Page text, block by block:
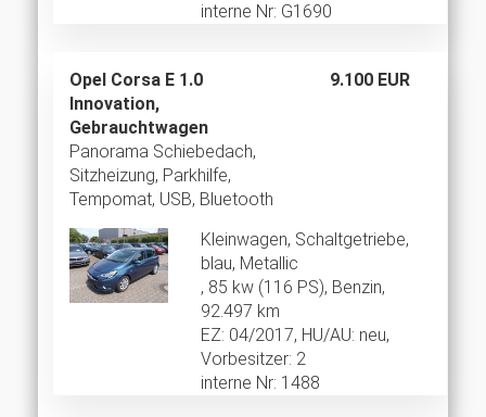
interne Nr: G1690
Opel Corsa E 1.0
Innovation,
Gebrauchtwagen
9.100 EUR
Panorama Schiebedach,
Sitzheizung, Parkhilfe,
Tempomat, USB, Bluetooth
Kleinwagen, Schaltgetriebe,
blau, Metallic
, 85 kw (116 PS), Benzin,
92.497 km
EZ: 04/2017, HU/AU: neu,
Vorbesitzer: 2
interne Nr: 1488